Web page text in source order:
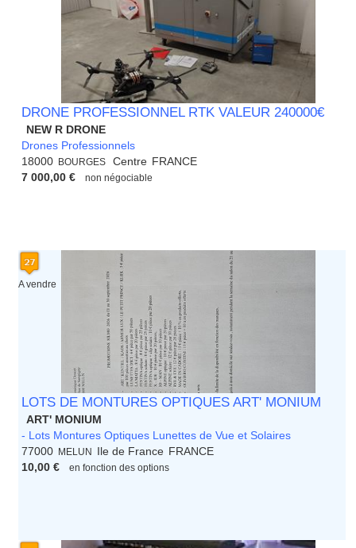
DRONE PROFESSIONNEL RTK VALEUR 240000€
NEW R DRONE
Drones Professionnels
18000 BOURGES Centre FRANCE
7 000,00 €
non négociable
A vendre
LOTS DE MONTURES OPTIQUES ART' MONIUM
ART' MONIUM
- Lots Montures Optiques Lunettes de Vue et Solaires
77000 MELUN Ile de France FRANCE
10,00 €
en fonction des options